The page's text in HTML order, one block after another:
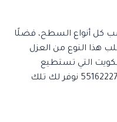
كل أنواع السطح، فضلًا
هذا النوع من العزل
التي تستطيع
الاتصال عليها في أي وقت عبر رقم 55162227 نوفر لك تلك